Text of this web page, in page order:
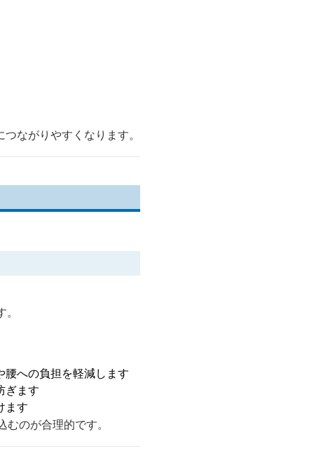
ながりやすくなります。
腰への負担を軽減します
ぎます
ます
のが合理的です。